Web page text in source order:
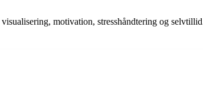
motivation, stresshåndtering og